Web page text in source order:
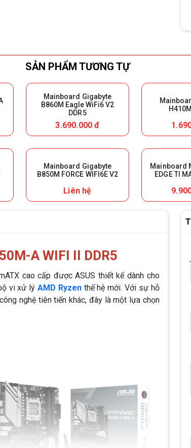
SẢN PHẨM TƯƠNG TỰ
Mainboard Gigabyte
B860M Eagle WiFi6 V2
DDR5
3.690.000 đ
Mainboard Gigabyte
B850M FORCE WIFI6E V2
Liên hệ
Mainboard
EDGE TI
A WIFI II DDR5
cao cấp được ASUS thiết kế dành cho
vi xử lý AMD Ryzenthế hệ mới. Với sự hỗ
nghệ tiên tiến khác, đây là một lựa chọn